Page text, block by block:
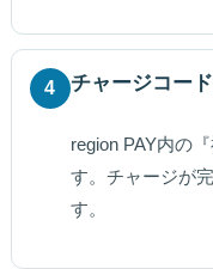
4 チャージコー
region PAY内の
す。チャージが
す。